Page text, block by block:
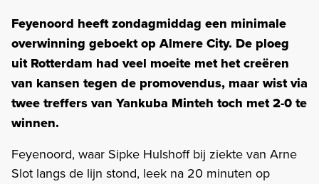
Feyenoord heeft zondagmiddag een minimale
overwinning geboekt op Almere City. De ploeg
uit Rotterdam had veel moeite met het creëren
van kansen tegen de promovendus, maar wist via
twee treffers van Yankuba Minteh toch met 2-0 te
winnen.
Feyenoord, waar Sipke Hulshoff bij ziekte van Arne
Slot langs de lijn stond, leek na 20 minuten op